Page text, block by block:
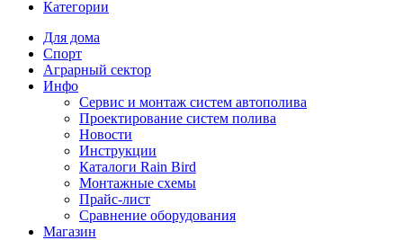
Категории
Для дома
Спорт
Аграрный сектор
Инфо
Сервис и монтаж систем автополива
Проектирование систем полива
Новости
Инструкции
Каталоги Rain Bird
Монтажные схемы
Прайс-лист
Сравнение оборудования
Магазин